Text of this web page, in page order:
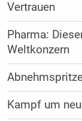
Vertrauen
Pharma:
Weltkonzern
Kampf um